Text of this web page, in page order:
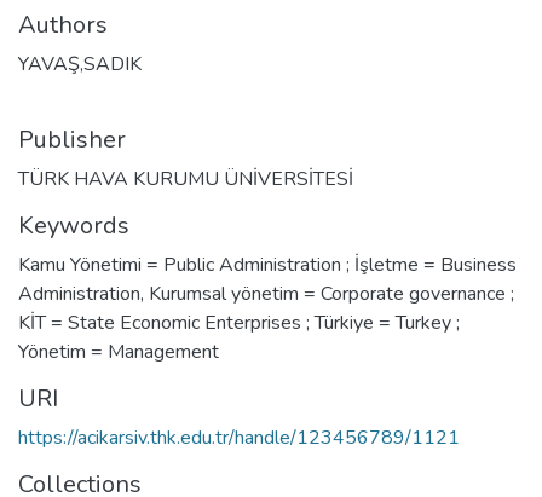
Authors
YAVAŞ,SADIK
Publisher
TÜRK HAVA KURUMU ÜNİVERSİTESİ
Keywords
Kamu Yönetimi = Public Administration ; İşletme = Business
Administration, Kurumsal yönetim = Corporate governance ;
KİT = State Economic Enterprises ; Türkiye = Turkey ;
Yönetim = Management
URI
https://acikarsiv.thk.edu.tr/handle/123456789/1121
Collections